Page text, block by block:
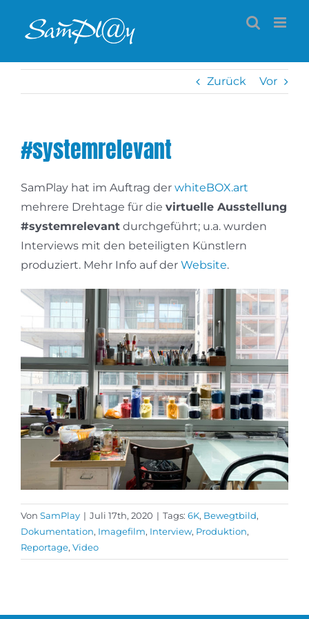
Inhalt
Zurück Vor
#systemrelevant
SamPlay hat im Auftrag der whiteBOX.art
mehrere Drehtage für die virtuelle Ausstellung
#systemrelevant durchgeführt; u.a. wurden
Interviews mit den beteiligten Künstlern
produziert. Mehr Info auf der Website.
Von SamPlay | Juli 17th, 2020 | Tags: 6K, Bewegtbild,
Dokumentation, Imagefilm, Interview, Produktion,
Reportage, Video